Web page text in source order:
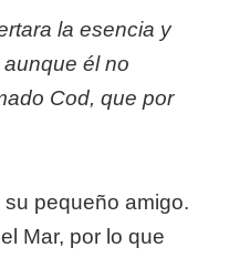
la esencia y
él no
Cod, que por
pequeño amigo.
Mar, por lo que